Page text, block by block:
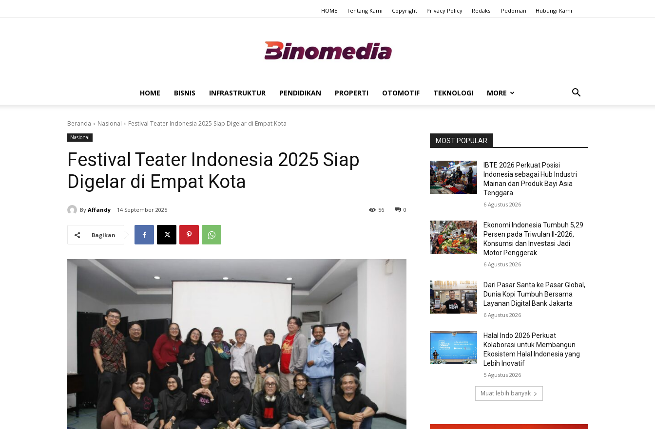
HOME Tentang Kami Copyright Privacy Policy Redaksi Pedoman Hubungi Kami
HOME BISNIS INFRASTRUKTUR PENDIDIKAN PROPERTI OTOMOTIF TEKNOLOGI MORE
Beranda Nasional Festival Teater Indonesia 2025 Siap Digelar di Empat Kota
Nasional
Festival Teater Indonesia 2025 Siap
Digelar di Empat Kota
By Affandy 14 September 2025 0
56
Bagikan
MOST POPULAR
IBTE 2026 Perkuat Posisi
Indonesia sebagai Hub Industri
Mainan dan Produk Bayi Asia
Tenggara
6 Agustus 2026
Ekonomi Indonesia Tumbuh 5,29
Persen pada Triwulan II-2026,
Konsumsi dan Investasi Jadi
Motor Penggerak
6 Agustus 2026
Dari Pasar Santa ke Pasar Global,
Dunia Kopi Tumbuh Bersama
Layanan Digital Bank Jakarta
6 Agustus 2026
Halal Indo 2026 Perkuat
Kolaborasi untuk Membangun
Ekosistem Halal Indonesia yang
Lebih Inovatif
5 Agustus 2026
Muat lebih banyak